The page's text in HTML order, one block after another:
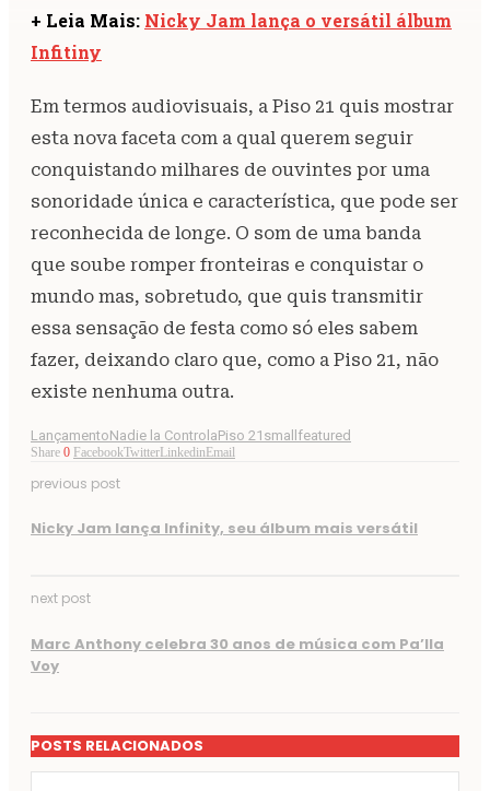
+ Leia Mais: Nicky Jam lança o versátil álbum
Infitiny
Em termos audiovisuais, a Piso 21 quis mostrar
esta nova faceta com a qual querem seguir
conquistando milhares de ouvintes por uma
sonoridade única e característica, que pode ser
reconhecida de longe. O som de uma banda
que soube romper fronteiras e conquistar o
mundo mas, sobretudo, que quis transmitir
essa sensação de festa como só eles sabem
fazer, deixando claro que, como a Piso 21, não
existe nenhuma outra.
LançamentoNadie la ControlaPiso 21 smallfeatured
Share 0 FacebookTwitterLinkedinEmail
previous post
Nicky Jam lança Infinity, seu álbum mais versátil
next post
Marc Anthony celebra 30 anos de música com Pa’lla
Voy
POSTS RELACIONADOS